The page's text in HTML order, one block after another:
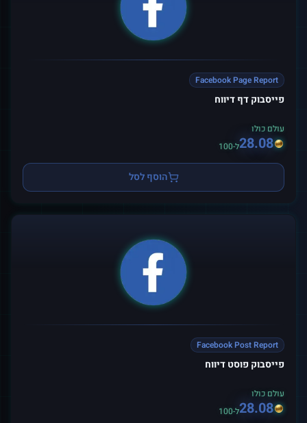
Facebook Page Report
פייסבוק דף דיווח
עולם כולו
28.08ל-100
הוסף לסל
Facebook Post Report
פייסבוק פוסט דיווח
עולם כולו
28.08ל-100